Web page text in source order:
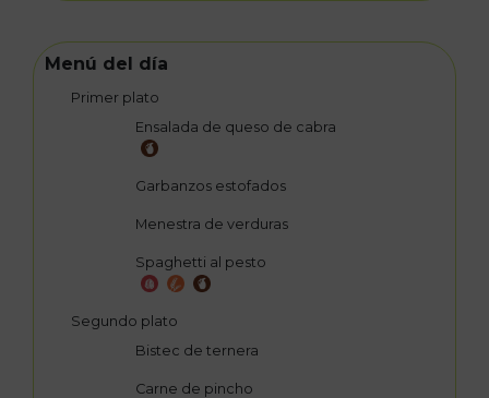
Menú del día
Primer plato
Ensalada de queso de cabra
Garbanzos estofados
Menestra de verduras
Spaghetti al pesto
Segundo plato
Bistec de ternera
Carne de pincho